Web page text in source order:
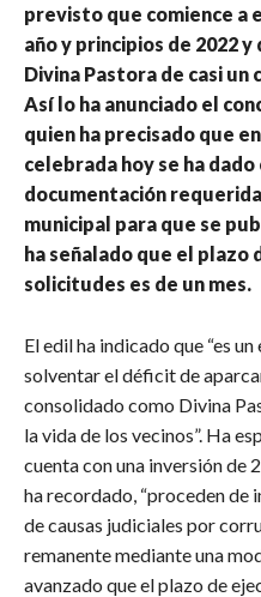
previsto que comience a
año y principios de 2022
Divina Pastora de casi un
Así lo ha anunciado el
quien ha precisado que
celebrada hoy se ha
documentación
municipal para que se
ha señalado que el plazo
solicitudes es de un mes.
El edil ha indicado que “es
solventar el déficit de
consolidado como Divina
la vida de los vecinos”. Ha
cuenta con una inversión de
ha recordado, “proceden de
de causas judiciales por
remanente mediante una
avanzado que el plazo de